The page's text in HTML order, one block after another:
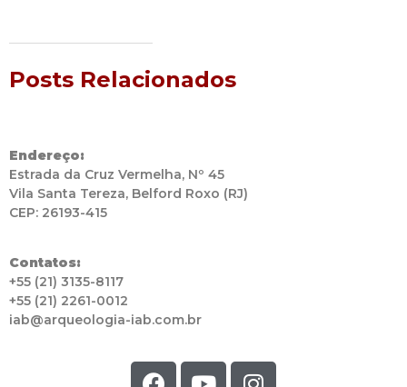
Posts Relacionados
Endereço:
Estrada da Cruz Vermelha, Nº 45
Vila Santa Tereza, Belford Roxo (RJ)
CEP: 26193-415
Contatos:
+55 (21) 3135-8117
+55 (21) 2261-0012
iab@arqueologia-iab.com.br